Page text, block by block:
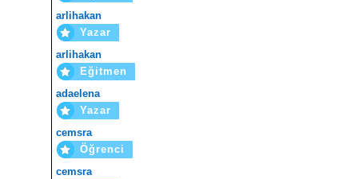
arlihakan
Yazar
arlihakan
Eğitmen
adaelena
Yazar
cemsra
Öğrenci
cemsra